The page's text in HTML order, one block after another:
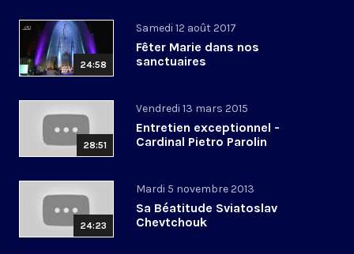
24:58
Samedi 12 août 2017
Fêter Marie dans nos
sanctuaires
28:51
Vendredi 13 mars 2015
Entretien exceptionnel -
Cardinal Pietro Parolin
24:23
Mardi 5 novembre 2013
Sa Béatitude Sviatoslav
Chevtchouk